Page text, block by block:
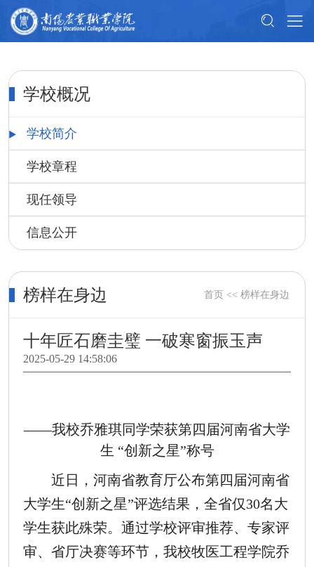
学校概况
学校简介
学校章程
现任领导
信息公开
榜样在身边 首页 << 榜样在身边
十年匠石磨圭璧 一破寒窗振玉声
2025-05-29 14:58:06
——我校乔雅琪同学荣获第四届河南省大学
生 “创新之星”称号
近日，河南省教育厅公布第四届河南省
大学生“创新之星”评选结果，全省仅30名大
学生获此殊荣。 通过学校评审推荐、 专家评
审、 省厅决赛等环节 ， 我校牧医工程学院乔